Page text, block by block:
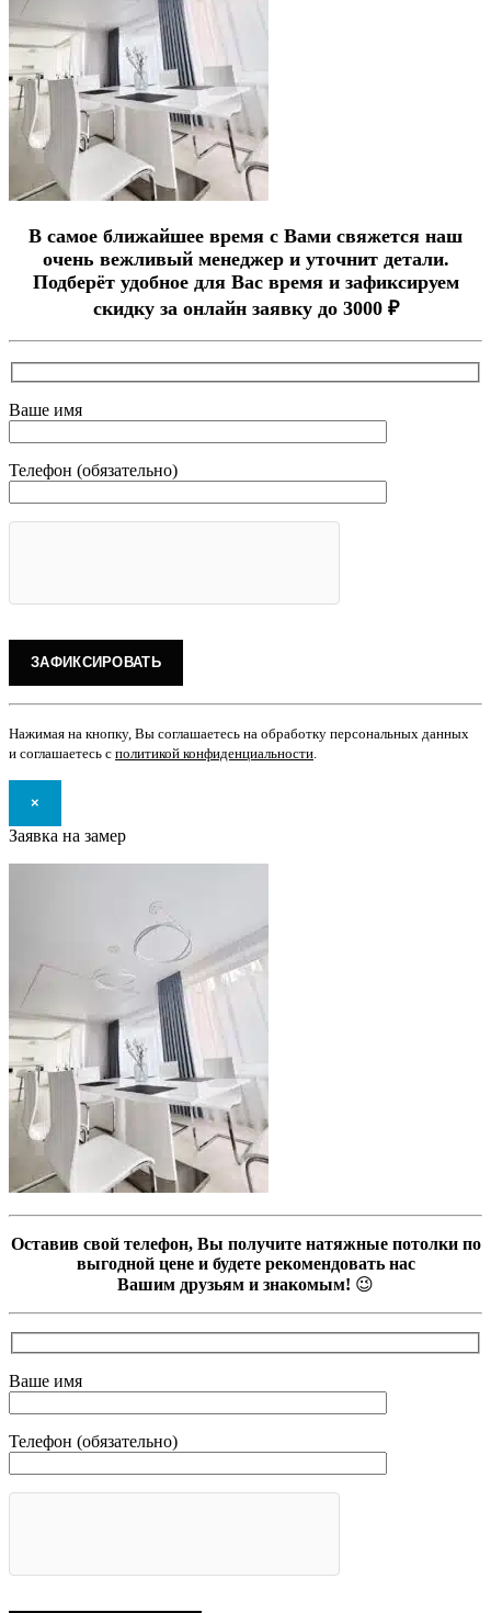
В самое ближайшее время с Вами свяжется наш
очень вежливый менеджер и уточнит детали.
Подберёт удобное для Вас время и зафиксируем
скидку за онлайн заявку до 3000 ₽
Ваше имя
Телефон (обязательно)
Нажимая на кнопку, Вы соглашаетесь на обработку персональных данных
и соглашаетесь с политикой конфиденциальности.
×
Заявка на замер
Оставив свой телефон, Вы получите натяжные потолки по
выгодной цене и будете рекомендовать нас
Вашим друзьям и знакомым! 😉
Ваше имя
Телефон (обязательно)